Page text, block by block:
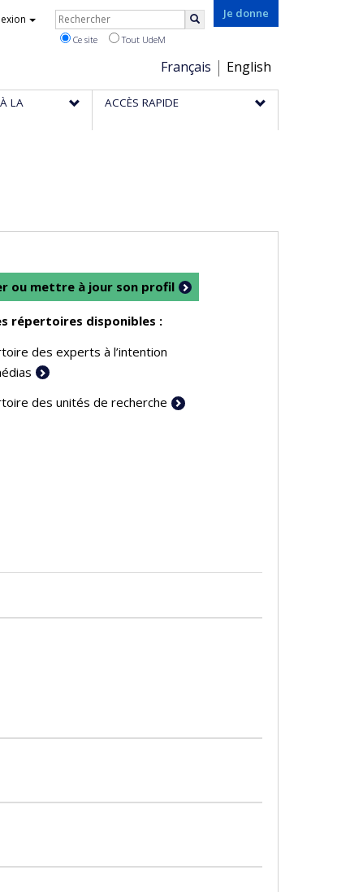
Je donne
Choix
de
la
Français English
Rechercher
Ce site Tout UdeM
LA ACCÈS RAPIDE
ou mettre à jour son profil
répertoires disponibles :
des experts à l’intention
des unités de recherche